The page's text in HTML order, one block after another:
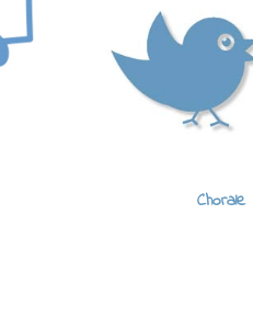
Chorale